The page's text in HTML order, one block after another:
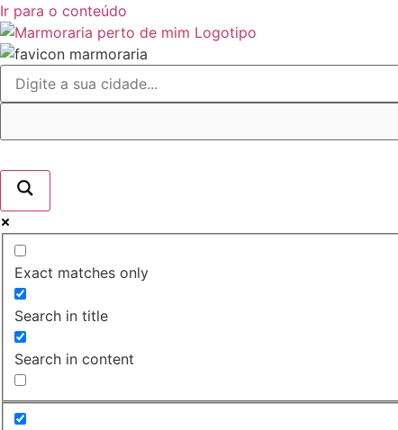
Ir para o conteúdo
Exact matches only
Search in title
Search in content